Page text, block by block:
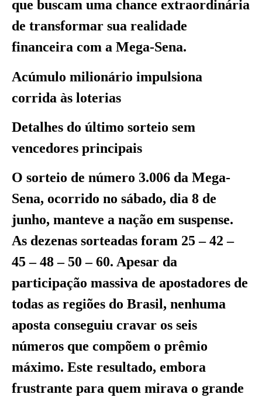
que buscam uma chance extraordinária
de transformar sua realidade
financeira com a Mega-Sena.
Acúmulo milionário impulsiona
corrida às loterias
Detalhes do último sorteio sem
vencedores principais
O sorteio de número 3.006 da Mega-
Sena, ocorrido no sábado, dia 8 de
junho, manteve a nação em suspense.
As dezenas sorteadas foram 25 – 42 –
45 – 48 – 50 – 60. Apesar da
participação massiva de apostadores de
todas as regiões do Brasil, nenhuma
aposta conseguiu cravar os seis
números que compõem o prêmio
máximo. Este resultado, embora
frustrante para quem mirava o grande